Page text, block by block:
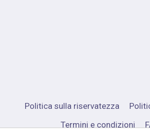
Politica sulla riservatezza
Termini e condizioni